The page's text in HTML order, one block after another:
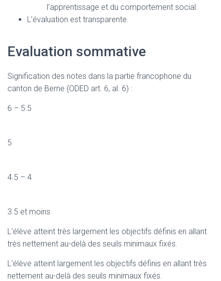
l’apprentissage et du comportement social.
L’évaluation est transparente.
Evaluation sommative
Signification des notes dans la partie francophone du
canton de Berne (ODED art. 6, al. 6) :
6 – 5.5
5
4.5 – 4
3.5 et moins
L’élève atteint très largement les objectifs définis en allant
très nettement au-delà des seuils minimaux fixés.
L’élève atteint largement les objectifs définis en allant très
nettement au-delà des seuils minimaux fixés.